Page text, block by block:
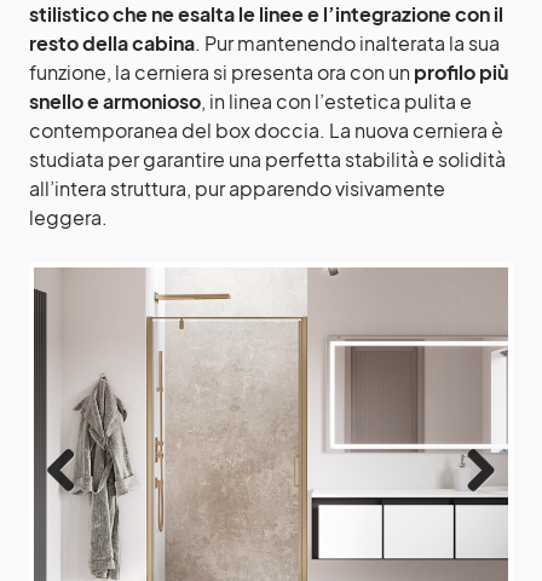
stilistico che ne esalta le linee e l’integrazione con il
resto della cabina. Pur mantenendo inalterata la sua
funzione, la cerniera si presenta ora con un profilo più
snello e armonioso, in linea con l’estetica pulita e
contemporanea del box doccia. La nuova cerniera è
studiata per garantire una perfetta stabilità e solidità
all’intera struttura, pur apparendo visivamente
leggera.
Previ
Next